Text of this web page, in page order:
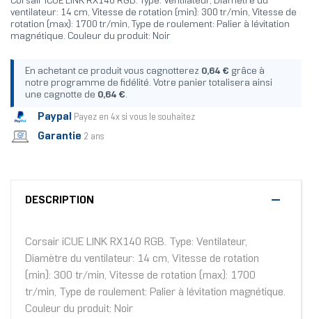
ventilateur: 14 cm, Vitesse de rotation (min): 300 tr/min, Vitesse de
rotation (max): 1700 tr/min, Type de roulement: Palier à lévitation
magnétique. Couleur du produit: Noir
En achetant ce produit vous cagnotterez 0,64 € grâce à
notre programme de fidélité. Votre panier totalisera ainsi
une cagnotte de 0,64 €.
Paypal Payez en 4x si vous le souhaitez
Garantie 2 ans
DESCRIPTION
Corsair iCUE LINK RX140 RGB. Type: Ventilateur,
Diamètre du ventilateur: 14 cm, Vitesse de rotation
(min): 300 tr/min, Vitesse de rotation (max): 1700
tr/min, Type de roulement: Palier à lévitation magnétique.
Couleur du produit: Noir